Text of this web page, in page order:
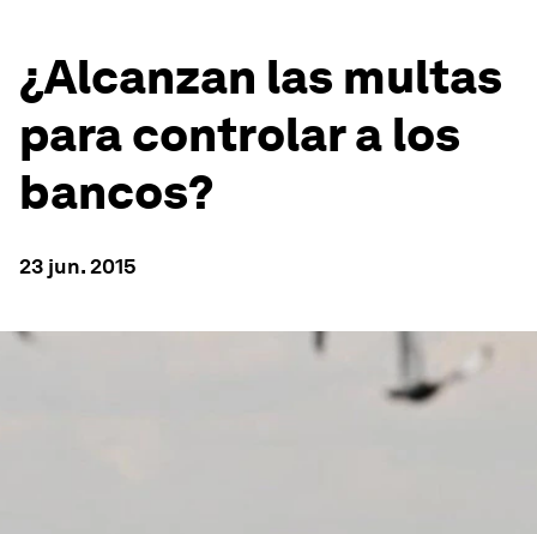
¿Alcanzan las multas
para controlar a los
bancos?
23 jun. 2015